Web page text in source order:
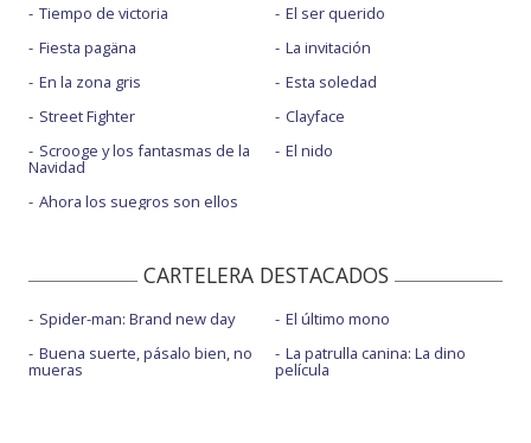
Tiempo de victoria
Fiesta pagäna
En la zona gris
Street Fighter
Scrooge y los fantasmas de la
Navidad
Ahora los suegros son ellos
El ser querido
La invitación
Esta soledad
Clayface
El nido
CARTELERA DESTACADOS
Spider-man: Brand new day
Buena suerte, pásalo bien, no
mueras
El último mono
La patrulla canina: La dino
película